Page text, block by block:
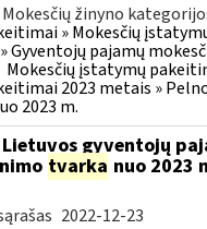
Mokesčių žinyno
» Mokesčių
Gyventojų pajamų
Mokesčių įstatymų
2023 metais »
2023 m.
gyventojų
tvarka nuo 2023
2022-12-23